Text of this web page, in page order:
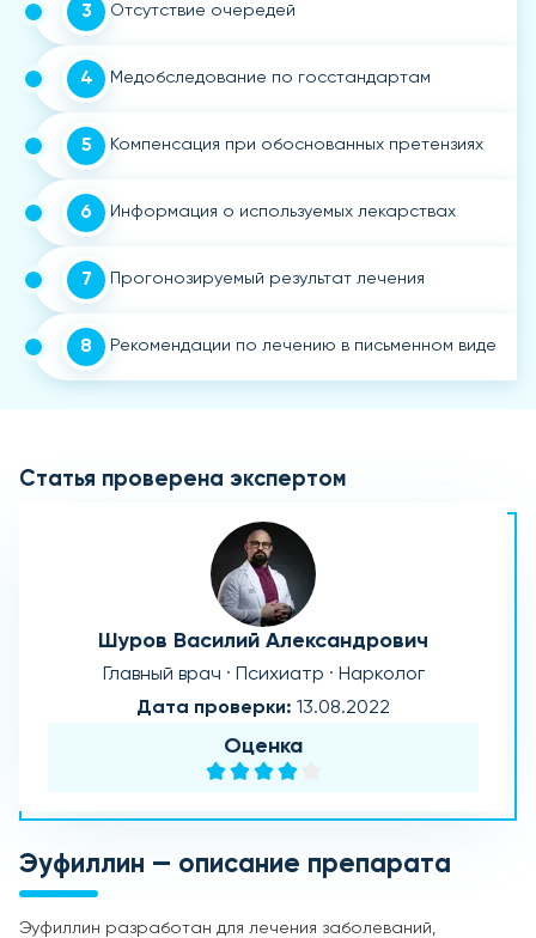
3 Отсутствие очередей
4 Медобследование по госстандартам
5 Компенсация при обоснованных претензиях
6 Информация о используемых лекарствах
7 Прогонозируемый результат лечения
8 Рекомендации по лечению в письменном виде
Статья проверена экспертом
Шуров Василий Александрович
Главный врач · Психиатр · Нарколог
Дата проверки: 13.08.2022
Оценка
Эуфиллин — описание препарата
Эуфиллин разработан для лечения заболеваний,